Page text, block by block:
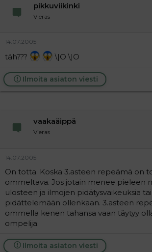
a
j
pikkuviikinki
Vieras
14.07.2005
täh??? \|O \|O
Ilmoita asiaton viesti
vaakaäippä
Vieras
14.07.2005
On totta. Koska 3.asteen repeämä on
ommeltava. Jos jotain menee pieleen
ulosteen ja ilmojen pidätysvaikeuksia
pidättelemään ollenkaan. 3.asteen
ommella kenen tahansa vaan täytyy
ompelija.
Ilmoita asiaton viesti